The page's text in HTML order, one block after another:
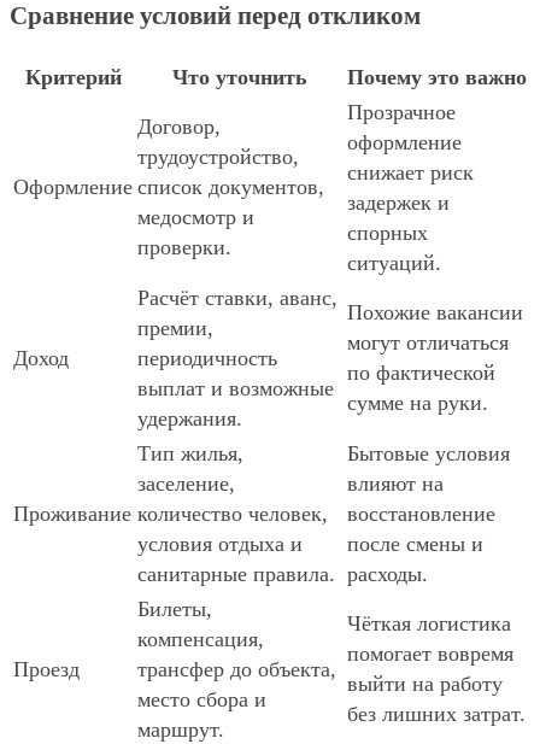
Сравнение условий перед откликом
Критерий Что уточнить Почему это важно
Оформление
Договор,
трудоустройство,
список документов,
медосмотр и
проверки.
Прозрачное
оформление
снижает риск
задержек и
спорных
ситуаций.
Доход
Расчёт ставки, аванс,
премии,
периодичность
выплат и возможные
удержания.
Похожие вакансии
могут отличаться
по фактической
сумме на руки.
Проживание
Тип жилья,
заселение,
количество человек,
условия отдыха и
санитарные правила.
Бытовые условия
влияют на
восстановление
после смены и
расходы.
Проезд
Билеты,
компенсация,
трансфер до объекта,
место сбора и
маршрут.
Чёткая логистика
помогает вовремя
выйти на работу
без лишних затрат.